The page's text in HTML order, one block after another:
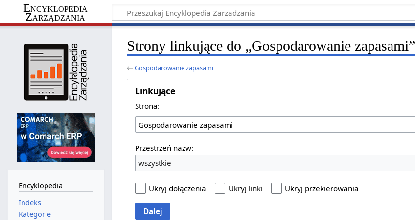
Encyklopedia
Zarządzania
Strony linkujące do „Gospodarowanie zapasami”
←Gospodarowanie zapasami
Linkujące
Strona:
Przestrzeń nazw:
wszystkie
Ukryj dołączenia Ukryj linki Ukryj przekierowania
Dalej
Encyklopedia
Indeks
Kategorie